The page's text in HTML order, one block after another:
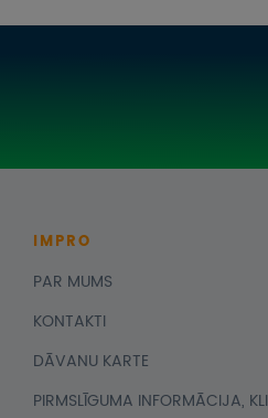
IMPRO
PAR MUMS
KONTAKTI
DĀVANU KARTE
PIRMSLĪGUMA INFORMĀCIJA,